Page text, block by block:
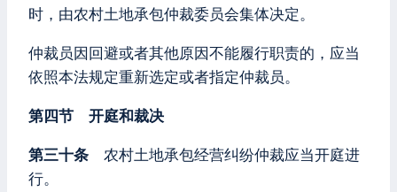
时，由农村土地承包仲裁委员会集体决定。
仲裁员因回避或者其他原因不能履行职责的，应当
依照本法规定重新选定或者指定仲裁员。
第四节 开庭和裁决
第三十条 农村土地承包经营纠纷仲裁应当开庭进
行。